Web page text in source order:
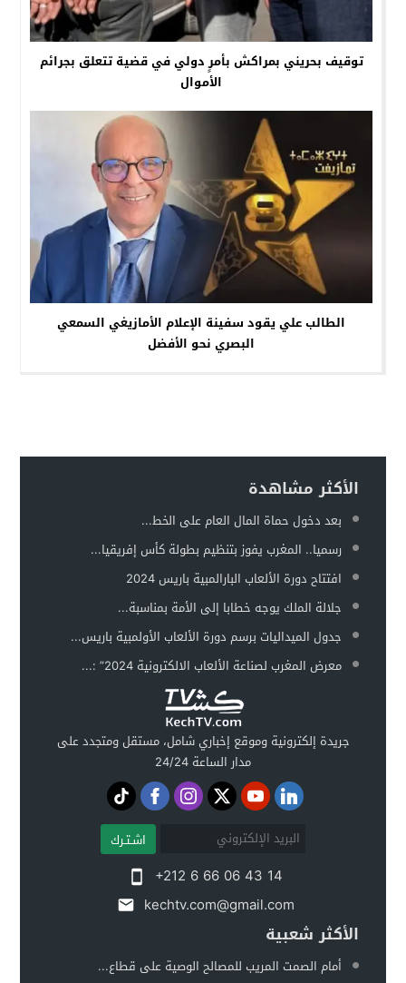
توقيف بحريني بمراكش بأمرٍ دولي في قضية تتعلق بجرائم
الأموال
الطالب علي يقود سفينة الإعلام الأمازيغي السمعي
البصري نحو الأفضل
الأكثر مشاهدة
بعد دخول حماة المال العام على الخط...
رسميا.. المغرب يفوز بتنظيم بطولة كأس إفريقيا...
افتتاح دورة الألعاب البارالمبية باريس 2024
جلالة الملك يوجه خطابا إلى الأمة بمناسبة...
جدول الميداليات برسم دورة الألعاب الأولمبية باريس...
معرض المغرب لصناعة الألعاب الالكترونية 2024” :...
جريدة إلكترونية وموقع إخباري شامل، مستقل ومتجدد على
مدار الساعة 24/24
اشـتـرك
+212 6 66 06 43 14
kechtv.com@gmail.com
الأكثر شعبية
أمام الصمت المريب للمصالح الوصية على قطاع...